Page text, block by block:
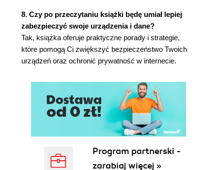
Zabawy na ekranie: manipulowanie
ważnymi elementami infrastruktury dla
zgrywy i wywołania zamętu
Zasłony dymne i mgła wojny
Control, Alt, Delikt
Rozdział 10. Zbrodnia sp. z o.o.
Rodzina Cybersoprano
Zbrodnia sp. z o.o. schemat
organizacyjny
Dyrektor generalny
Dyrektor ds. informatycznych
Dyrektor ds. marketingu
8. Czy po przeczytaniu książki będę umiał lepiej
zabezpieczyć swoje urządzenia i dane?
Tak, książka oferuje praktyczne porady i strategie,
które pomogą Ci zwiększyć bezpieczeństwo Twoich
urządzeń oraz ochronić prywatność w internecie.
Program partnerski -
zarabiaj więcej »